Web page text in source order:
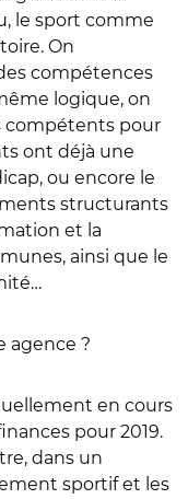
le sport comme
On
compétences
logique, on
compétents pour
ont déjà une
ou encore le
structurants
et la
ainsi que le
agence ?
en cours
pour 2019.
dans un
sportif et les